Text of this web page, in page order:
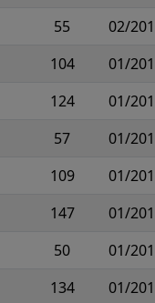
55
02/
104
01/
124
01/
57
01/
109
01/
147
01/
50
01/
134
01/